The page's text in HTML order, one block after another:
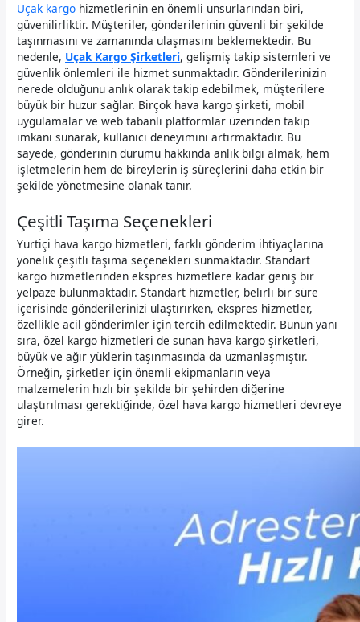
Uçak kargo hizmetlerinin en önemli unsurlarından biri,
güvenilirliktir. Müşteriler, gönderilerinin güvenli bir şekilde
taşınmasını ve zamanında ulaşmasını beklemektedir. Bu
nedenle, Uçak Kargo Şirketleri, gelişmiş takip sistemleri ve
güvenlik önlemleri ile hizmet sunmaktadır. Gönderilerinizin
nerede olduğunu anlık olarak takip edebilmek, müşterilere
büyük bir huzur sağlar. Birçok hava kargo şirketi, mobil
uygulamalar ve web tabanlı platformlar üzerinden takip
imkanı sunarak, kullanıcı deneyimini artırmaktadır. Bu
sayede, gönderinin durumu hakkında anlık bilgi almak, hem
işletmelerin hem de bireylerin iş süreçlerini daha etkin bir
şekilde yönetmesine olanak tanır.
Çeşitli Taşıma Seçenekleri
Yurtiçi hava kargo hizmetleri, farklı gönderim ihtiyaçlarına
yönelik çeşitli taşıma seçenekleri sunmaktadır. Standart
kargo hizmetlerinden ekspres hizmetlere kadar geniş bir
yelpaze bulunmaktadır. Standart hizmetler, belirli bir süre
içerisinde gönderilerinizi ulaştırırken, ekspres hizmetler,
özellikle acil gönderimler için tercih edilmektedir. Bunun yanı
sıra, özel kargo hizmetleri de sunan hava kargo şirketleri,
büyük ve ağır yüklerin taşınmasında da uzmanlaşmıştır.
Örneğin, şirketler için önemli ekipmanların veya
malzemelerin hızlı bir şekilde bir şehirden diğerine
ulaştırılması gerektiğinde, özel hava kargo hizmetleri devreye
girer.